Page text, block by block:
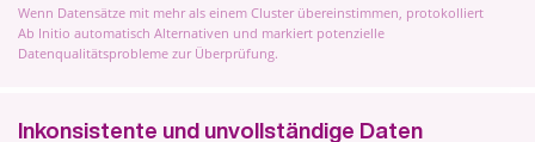
Wenn Datensätze mit mehr als einem Cluster übereinstimmen, protokolliert
Ab Initio automatisch Alternativen und markiert potenzielle
Datenqualitätsprobleme zur Überprüfung.
Inkonsistente und unvollständige Daten